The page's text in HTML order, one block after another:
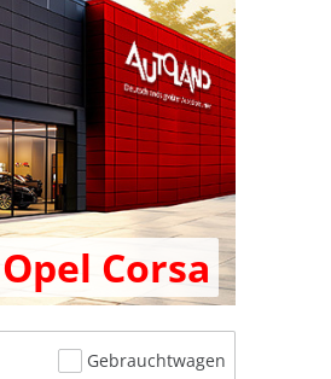
Opel Corsa
Gebrauchtwagen